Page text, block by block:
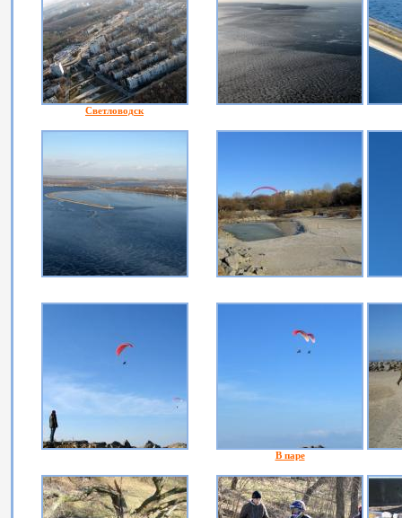
Светловодск
В паре